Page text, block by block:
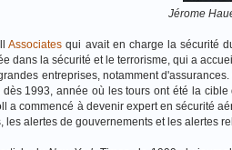
Jérome
Associatesqui avait en charge la sécurité
dans la sécurité et le terrorisme, qui a
entreprises, notamment
dès 1993, année où les tours ont été la cible
a commencé à devenir expert en sécurité
les alertes de gouvernements et les alertes